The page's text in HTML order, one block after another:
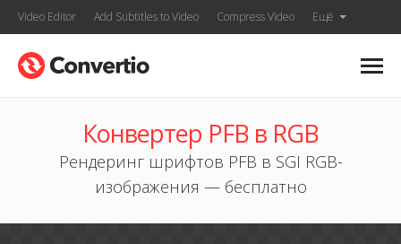
Video Editor Add Subtitles to Video Compress Video Ещё
Конвертер PFB в RGB
Рендеринг шрифтов PFB в SGI RGB-
изображения — бесплатно